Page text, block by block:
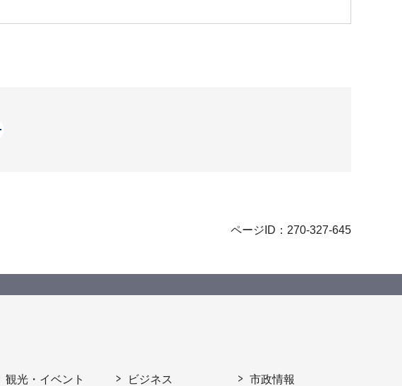
ページID：270-327-645
観光・イベント ビジネス 市政情報